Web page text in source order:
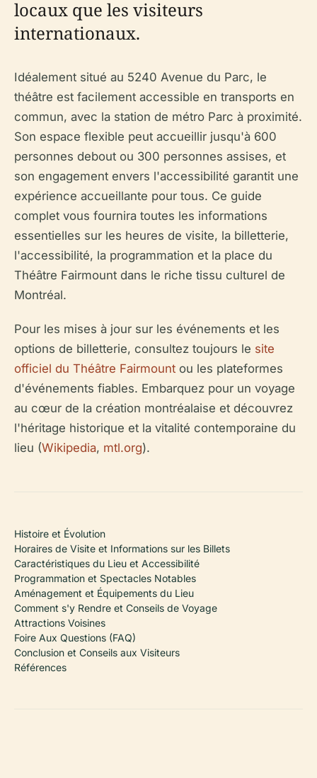
locaux que les visiteurs
internationaux.
Idéalement situé au 5240 Avenue du Parc, le
théâtre est facilement accessible en transports en
commun, avec la station de métro Parc à proximité.
Son espace flexible peut accueillir jusqu'à 600
personnes debout ou 300 personnes assises, et
son engagement envers l'accessibilité garantit une
expérience accueillante pour tous. Ce guide
complet vous fournira toutes les informations
essentielles sur les heures de visite, la billetterie,
l'accessibilité, la programmation et la place du
Théâtre Fairmount dans le riche tissu culturel de
Montréal.
Pour les mises à jour sur les événements et les
options de billetterie, consultez toujours le site
officiel du Théâtre Fairmount ou les plateformes
d'événements fiables. Embarquez pour un voyage
au cœur de la création montréalaise et découvrez
l'héritage historique et la vitalité contemporaine du
lieu (Wikipedia, mtl.org).
Histoire et Évolution
Horaires de Visite et Informations sur les Billets
Caractéristiques du Lieu et Accessibilité
Programmation et Spectacles Notables
Aménagement et Équipements du Lieu
Comment s'y Rendre et Conseils de Voyage
Attractions Voisines
Foire Aux Questions (FAQ)
Conclusion et Conseils aux Visiteurs
Références